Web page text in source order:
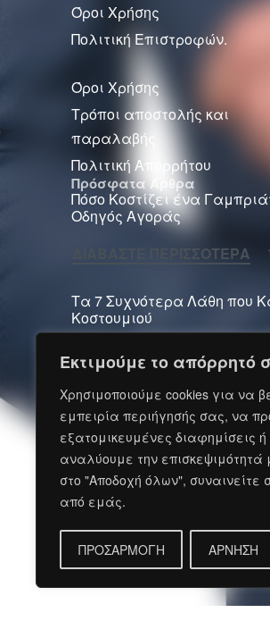
Εκτιμούμε το απόρρητό
Χρησιμοποιούμε cookies για να
εμπειρία περιήγησής σας, να
εξατομικευμένες διαφημίσεις
αναλύουμε την επισκεψιμότητά
στο "Αποδοχή όλων", συναινείτε
από εμάς.
ΠΡΟΣΑΡΜΟΓΗ ΑΡΝΗΣΗ
Όροι Χρήσης
Πολιτική Επιστροφών.
Όροι Χρήσης
Τρόποι αποστολής και
παραλαβής
Πολιτική Απορρήτου
Πρόσφατα Άρθρα
Πόσο Κοστίζει ένα
Οδηγός Αγοράς
ΔΙΑΒΆΣΤΕ ΠΕΡΙΣΣΌΤΕΡΑ
Τα 7 Συχνότερα Λάθη που
Κοστουμιού
ΔΙΑΒΆΣΤΕ ΠΕΡΙΣΣΌΤΕΡΑ
Ο Απόλυτος Οδηγός
τον Γάμο
ΔΙΑΒΆΣΤΕ ΠΕΡΙΣΣΌΤΕΡΑ
Ανάπτυξη και